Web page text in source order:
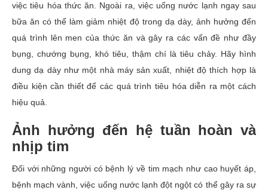
việc tiêu hóa thức ăn. Ngoài ra, việc uống nước lạnh ngay sau
bữa ăn có thể làm giảm nhiệt độ trong dạ dày, ảnh hưởng đến
quá trình lên men của thức ăn và gây ra các vấn đề như đầy
bụng, chướng bụng, khó tiêu, thậm chí là tiêu chảy. Hãy hình
dung dạ dày như một nhà máy sản xuất, nhiệt độ thích hợp là
điều kiện cần thiết để các quá trình tiêu hóa diễn ra một cách
hiệu quả.
Ảnh hưởng đến hệ tuần hoàn và
nhịp tim
Đối với những người có bệnh lý về tim mạch như cao huyết áp,
bệnh mạch vành, việc uống nước lạnh đột ngột có thể gây ra sự